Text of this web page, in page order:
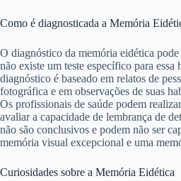
Como é diagnosticada a Memória
O diagnóstico da memória eidética
não existe um teste específico para
diagnóstico é baseado em relatos de
fotográfica e em observações de suas
Os profissionais de saúde podem
avaliar a capacidade de lembrança de
não são conclusivos e podem não ser
memória visual excepcional e uma
Curiosidades sobre a Memória Eidética